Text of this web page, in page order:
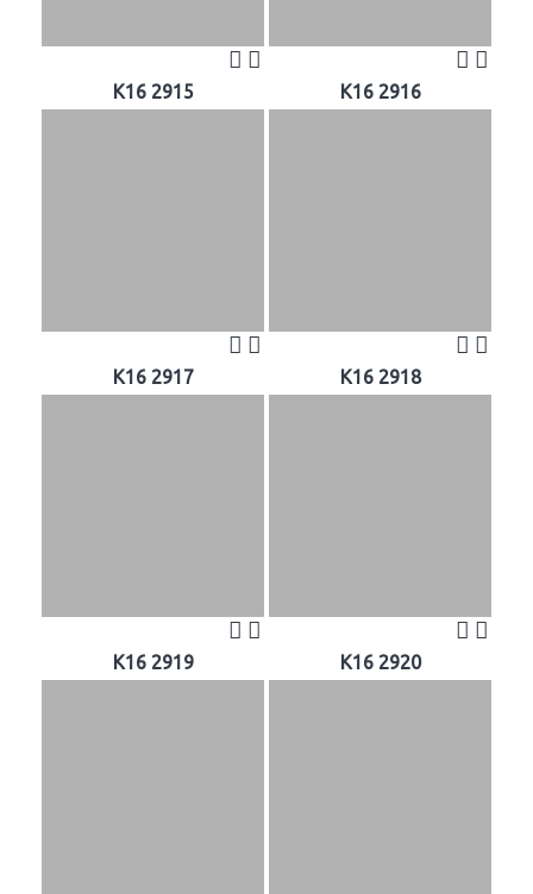
K16 2915 K16 2916
K16 2917 K16 2918
K16 2919 K16 2920